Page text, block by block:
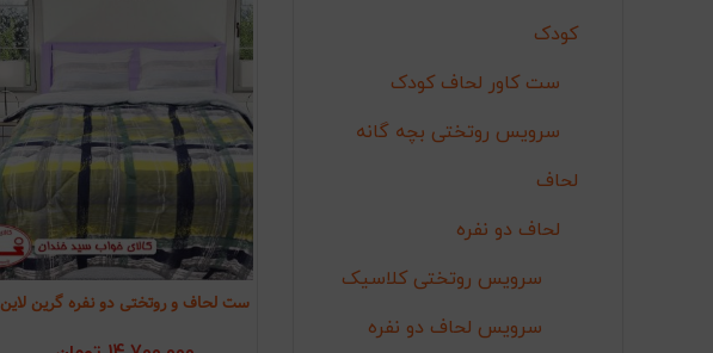
کودک
ست کاور لحاف کودک
سرویس روتختی بچه گانه
لحاف
لحاف دو نفره
سرویس روتختی کلاسیک
سرویس لحاف دو نفره
افزودن به سبد خرید
ست لحاف و روتختی دو نفره گرین لاین